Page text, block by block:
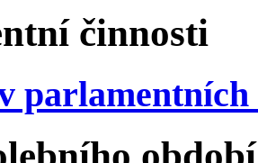
činnosti